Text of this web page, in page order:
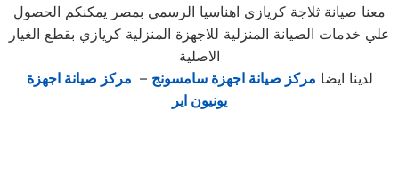
معنا صيانة ثلاجة كريازي اهناسيا الرسمي بمصر يمكنكم الحصول
علي خدمات الصيانة المنزلية للاجهزة المنزلية كريازي بقطع الغيار
الاصلية
لدينا ايضا مركز صيانة اجهزة سامسونج – مركز صيانة اجهزة
يونيون اير